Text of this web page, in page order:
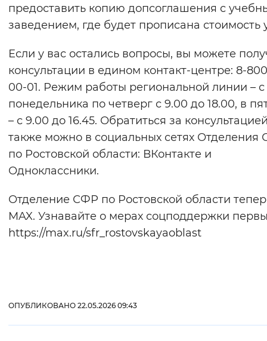
предоставить копию допсоглашения с
заведением, где будет прописана стоимость
Если у вас остались вопросы, вы можете
консультации в едином контакт-центре: 8-
00-01. Режим работы региональной линии – с
понедельника по четверг с 9.00 до 18.00, в
– с 9.00 до 16.45. Обратиться за
также можно в социальных сетях Отделения
по Ростовской области: ВКонтакте и
Одноклассники.
Отделение СФР по Ростовской области
MAX. Узнавайте о мерах соцподдержки
https://max.ru/sfr_rostovskayaoblast
ОПУБЛИКОВАНО 22.05.2026 09:43